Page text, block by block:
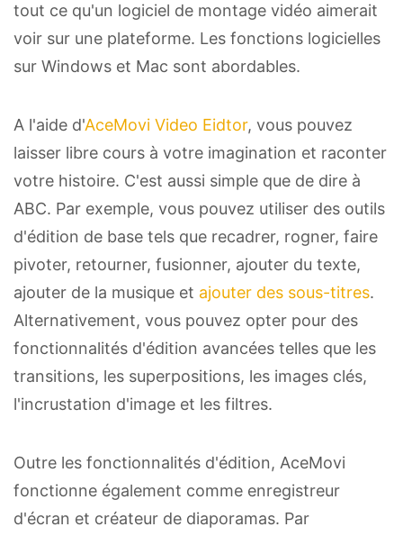
tout ce qu'un logiciel de montage vidéo aimerait
voir sur une plateforme. Les fonctions logicielles
sur Windows et Mac sont abordables.
A l'aide d'AceMovi Video Eidtor, vous pouvez
laisser libre cours à votre imagination et raconter
votre histoire. C'est aussi simple que de dire à
ABC. Par exemple, vous pouvez utiliser des outils
d'édition de base tels que recadrer, rogner, faire
pivoter, retourner, fusionner, ajouter du texte,
ajouter de la musique et ajouter des sous-titres.
Alternativement, vous pouvez opter pour des
fonctionnalités d'édition avancées telles que les
transitions, les superpositions, les images clés,
l'incrustation d'image et les filtres.
Outre les fonctionnalités d'édition, AceMovi
fonctionne également comme enregistreur
d'écran et créateur de diaporamas. Par